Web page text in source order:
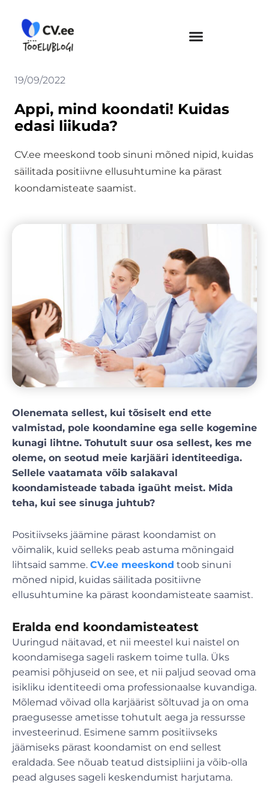
content
19/09/2022
Appi, mind koondati! Kuidas
edasi liikuda?
CV.ee meeskond toob sinuni mõned nipid, kuidas
säilitada positiivne ellusuhtumine ka pärast
koondamisteate saamist.
Olenemata sellest, kui tõsiselt end ette
valmistad, pole koondamine ega selle kogemine
kunagi lihtne. Tohutult suur osa sellest, kes me
oleme, on seotud meie karjääri identiteediga.
Sellele vaatamata võib salakaval
koondamisteade tabada igaüht meist. Mida
teha, kui see sinuga juhtub?
Positiivseks jäämine pärast koondamist on
võimalik, kuid selleks peab astuma mõningaid
lihtsaid samme. CV.ee meeskond toob sinuni
mõned nipid, kuidas säilitada positiivne
ellusuhtumine ka pärast koondamisteate saamist.
Eralda end koondamisteatest
Uuringud näitavad, et nii meestel kui naistel on
koondamisega sageli raskem toime tulla. Üks
peamisi põhjuseid on see, et nii paljud seovad oma
isikliku identiteedi oma professionaalse kuvandiga.
Mõlemad võivad olla karjäärist sõltuvad ja on oma
praegusesse ametisse tohutult aega ja ressursse
investeerinud. Esimene samm positiivseks
jäämiseks pärast koondamist on end sellest
eraldada. See nõuab teatud distsipliini ja võib-olla
pead alguses sageli keskendumist harjutama.